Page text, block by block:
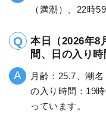
（満潮）、22時
本日（2026年8
間、日の入り
月齢：25.7、潮
の入り時間：19
っています。